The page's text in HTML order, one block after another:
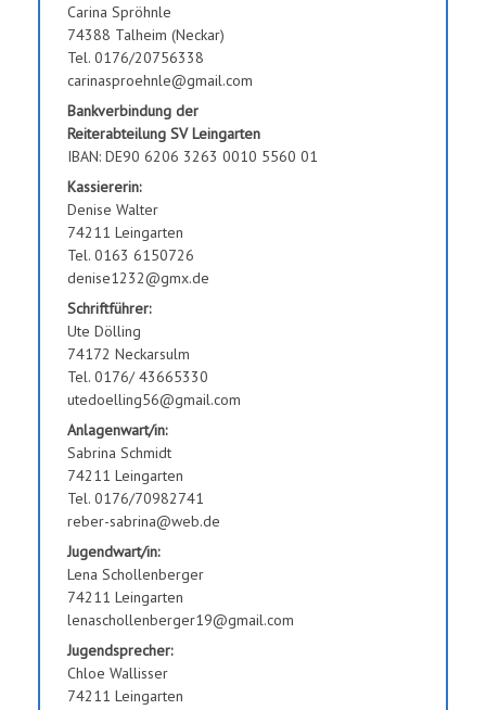
Carina Spröhnle
74388 Talheim (Neckar)
Tel. 0176/20756338
carinasproehnle@gmail.com
Bankverbindung der
Reiterabteilung SV Leingarten
IBAN: DE90 6206 3263 0010 5560 01
Kassiererin:
Denise Walter
74211 Leingarten
Tel. 0163 6150726
denise1232@gmx.de
Schriftführer:
Ute Dölling
74172 Neckarsulm
Tel. 0176/ 43665330
utedoelling56@gmail.com
Anlagenwart/in:
Sabrina Schmidt
74211 Leingarten
Tel. 0176/70982741
reber-sabrina@web.de
Jugendwart/in:
Lena Schollenberger
74211 Leingarten
lenaschollenberger19@gmail.com
Jugendsprecher:
Chloe Wallisser
74211 Leingarten